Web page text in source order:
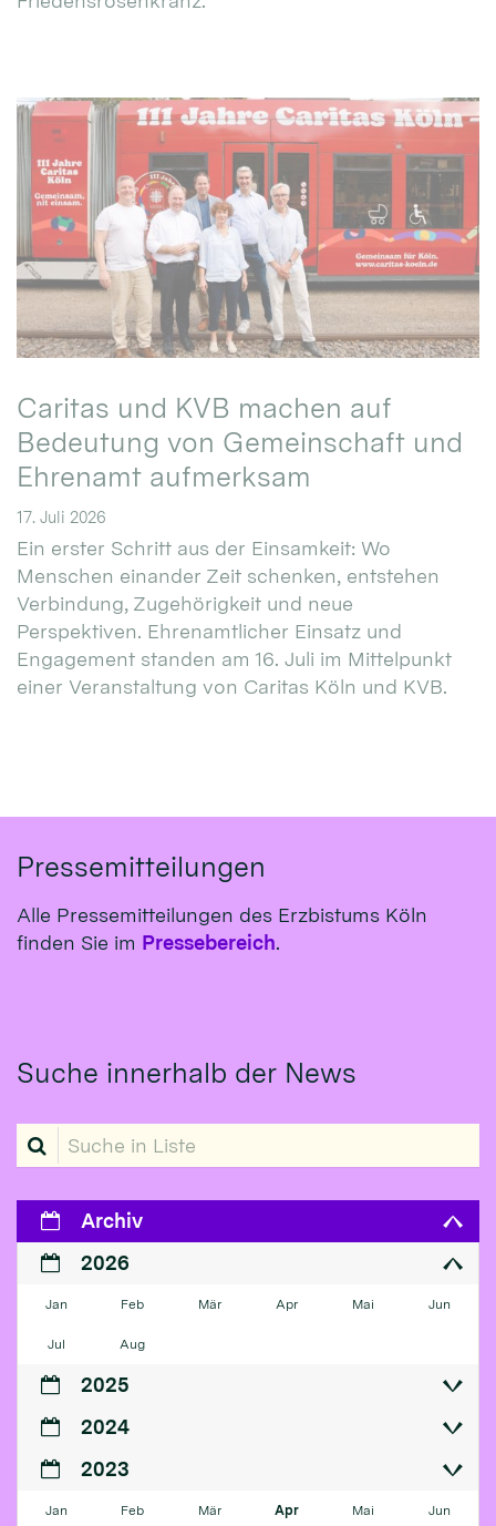
Caritas und KVB machen auf
Bedeutung von Gemeinschaft und
Ehrenamt aufmerksam
17. Juli 2026
Ein erster Schritt aus der Einsamkeit: Wo
Menschen einander Zeit schenken, entstehen
Verbindung, Zugehörigkeit und neue
Perspektiven. Ehrenamtlicher Einsatz und
Engagement standen am 16. Juli im Mittelpunkt
einer Veranstaltung von Caritas Köln und KVB.
Pressemitteilungen
Alle Pressemitteilungen des Erzbistums Köln
finden Sie im Pressebereich.
Suche innerhalb der News
Suche in Liste
Archiv
2026
Jan Feb Mär Apr Mai Jun
Jul Aug
2025
2024
2023
Jan Feb Mär Apr Mai Jun